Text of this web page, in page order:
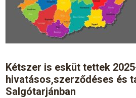
Kétszer is esküt tettek
hivatásos,szerződéses és
Salgótarjánban